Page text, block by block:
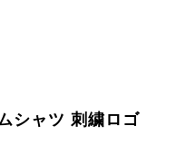
シャツ 刺繍ロゴ